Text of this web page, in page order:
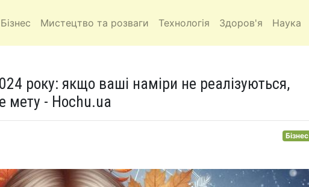
Бізнес Мистецтво та розваги Технологія Здоров'я Наука
року: якщо ваші наміри не реалізуються,
мету - Hochu.ua
Бізнес